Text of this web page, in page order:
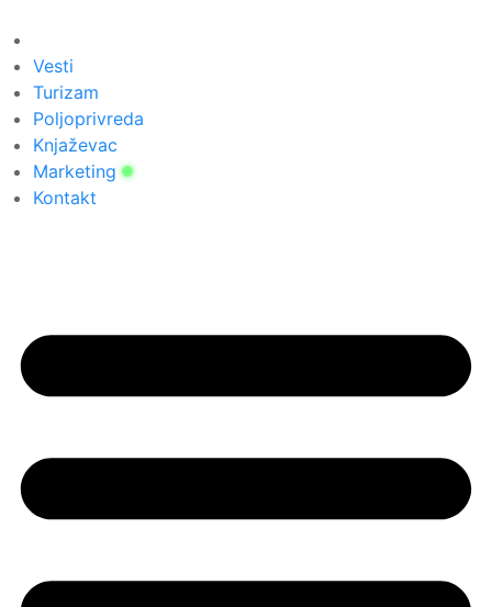
на
садржај
Vesti
Turizam
Poljoprivreda
Knjaževac
Marketing
Kontakt